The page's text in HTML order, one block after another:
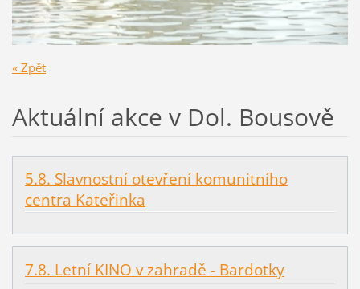
« Zpět
Aktuální akce v Dol. Bousově
5.8. Slavnostní otevření komunitního
centra Kateřinka
7.8. Letní KINO v zahradě - Bardotky